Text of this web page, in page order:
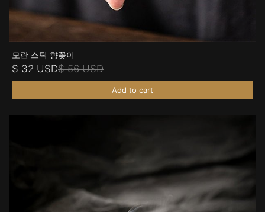
모란 스틱 향꽂이
$ 32 USD$ 56 USD
Add to cart